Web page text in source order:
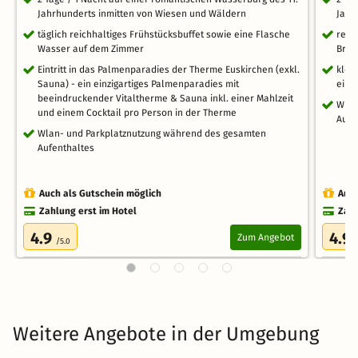
Jahrhunderts inmitten von Wiesen und Wäldern
täglich reichhaltiges Frühstücksbuffet sowie eine Flasche
Wasser auf dem Zimmer
Eintritt in das Palmenparadies der Therme Euskirchen (exkl.
Sauna) - ein einzigartiges Palmenparadies mit
beeindruckender Vitaltherme & Sauna inkl. einer Mahlzeit
und einem Cocktail pro Person in der Therme
Wlan- und Parkplatznutzung während des gesamten
Aufenthaltes
Auch als Gutschein möglich
Zahlung erst im Hotel
4.9 /5.0 Zum Angebot
eine
4.9
Weitere Angebote in der Umgebung